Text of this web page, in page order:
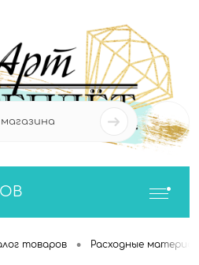
0
товаров • Расходные